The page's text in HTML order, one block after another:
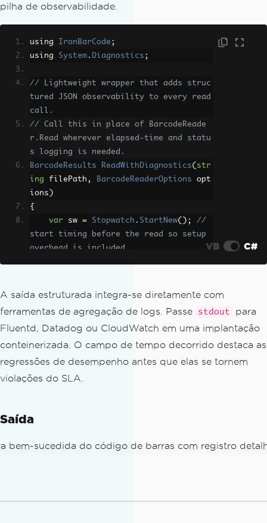
pilha de observabilidade.
using IronBarCode ;
using System . Diagnostics ;
// Lightweight wrapper that adds struc
tured JSON observability to every read
call.
// Call this in place of BarcodeReade
r.Read wherever elapsed-time and statu
s logging is needed.
BarcodeResults
ReadWithDiagnostics( str
ing filePath , BarcodeReaderOptions opt
ions )
{
var sw = Stopwatch . StartNew();
//
start timing before the read so setup
overhead is included
BarcodeResults
results
Barco
        sw
.Stop ();
// Emit a structured success e
ntry to stdout — pipe to Fluentd, Data
dog, or CloudWatch
return
results ;
VB C#
A saída estruturada integra-se diretamente com
ferramentas de agregação de logs. Passe
stdout
para
Fluentd, Datadog ou CloudWatch em uma implantação
conteinerizada. O campo de tempo decorrido destaca as
regressões de desempenho antes que elas se tornem
violações do SLA.
Saída